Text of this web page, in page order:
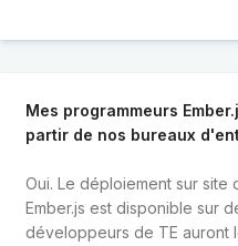
Mes programmeurs
partir de nos bureaux
Oui. Le déploiement sur
Ember.js est disponible sur
développeurs de TE auront